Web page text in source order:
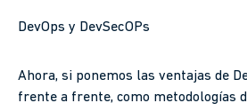
DevOps y DevSecOPs
Ahora, si ponemos las ventajas de
frente a frente, como metodologías